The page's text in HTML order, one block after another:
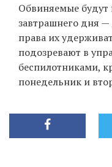
Обвиняемые будут
завтрашнего дня
права их
подозревают в
беспилотниками,
понедельник и